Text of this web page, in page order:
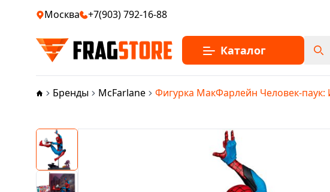
Москва +7(903) 792-16-88
Каталог
Бренды McFarlane Фигурка МакФарлейн Человек-